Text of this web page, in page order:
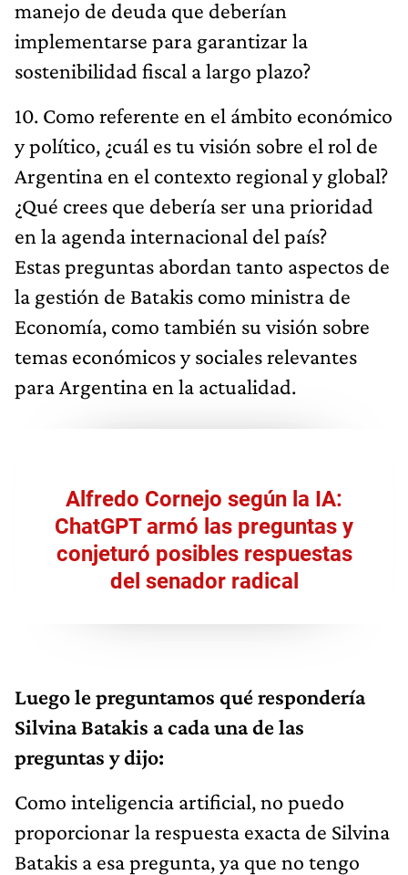
manejo de deuda que deberían
implementarse para garantizar la
sostenibilidad fiscal a largo plazo?
10. Como referente en el ámbito económico
y político, ¿cuál es tu visión sobre el rol de
Argentina en el contexto regional y global?
¿Qué crees que debería ser una prioridad
en la agenda internacional del país?
Estas preguntas abordan tanto aspectos de
la gestión de Batakis como ministra de
Economía, como también su visión sobre
temas económicos y sociales relevantes
para Argentina en la actualidad.
Alfredo Cornejo según la IA:
ChatGPT armó las preguntas y
conjeturó posibles respuestas
del senador radical
Luego le preguntamos qué respondería
Silvina Batakis a cada una de las
preguntas y dijo:
Como inteligencia artificial, no puedo
proporcionar la respuesta exacta de Silvina
Batakis a esa pregunta, ya que no tengo